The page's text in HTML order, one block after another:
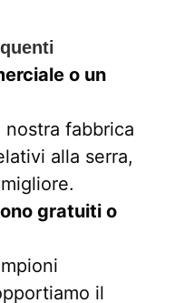
o un
nostra fabbrica
alla serra,
gratuiti o
il